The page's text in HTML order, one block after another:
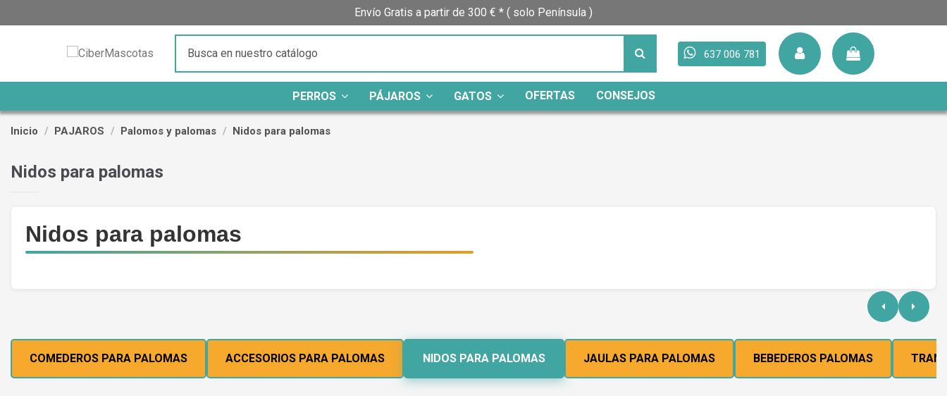
Envío Gratis a partir de 300 € * ( solo Península )
637 006 781
PERROS PÁJAROS GATOS OFERTAS CONSEJOS
Inicio PAJAROS Palomos y palomas Nidos para palomas
Nidos para palomas
Nidos para palomas
COMEDEROS PARA PALOMAS ACCESORIOS PARA PALOMAS NIDOS PARA PALOMAS JAULAS PARA PALOMAS BEBEDEROS PALOMAS